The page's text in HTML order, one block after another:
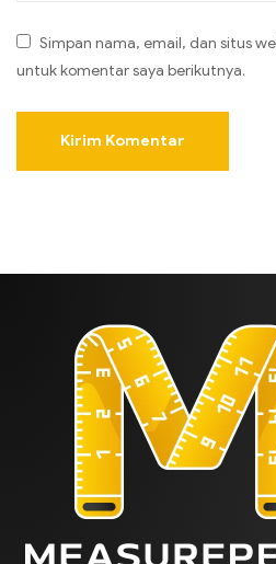
Simpan nama, email, dan situs
untuk komentar saya berikutnya.